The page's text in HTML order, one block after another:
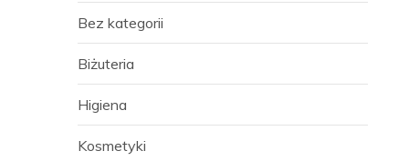
Bez kategorii
Biżuteria
Higiena
Kosmetyki